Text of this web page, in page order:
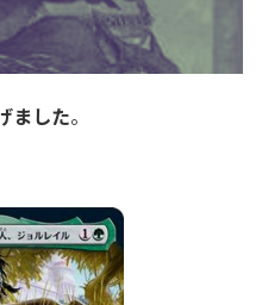
ました。